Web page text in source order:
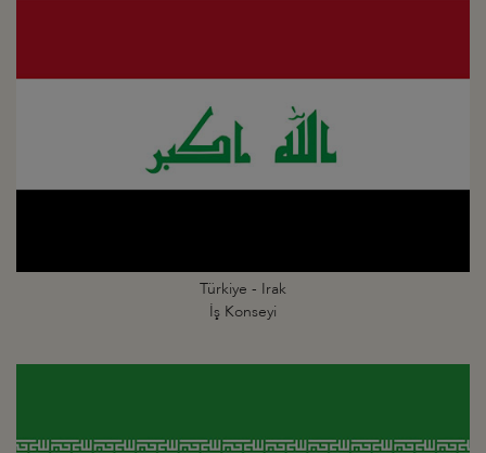
Türkiye - Irak
İş Konseyi